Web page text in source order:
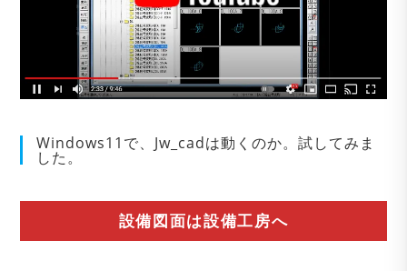
Windows11で、Jw_cadは動くのか。試してみま
した。
設備図面は設備工房へ